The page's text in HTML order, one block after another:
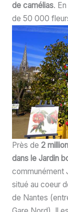
de camélias.
de 50 000
Près de 2
dans le Jardin
communément
situé au coeur
de Nantes